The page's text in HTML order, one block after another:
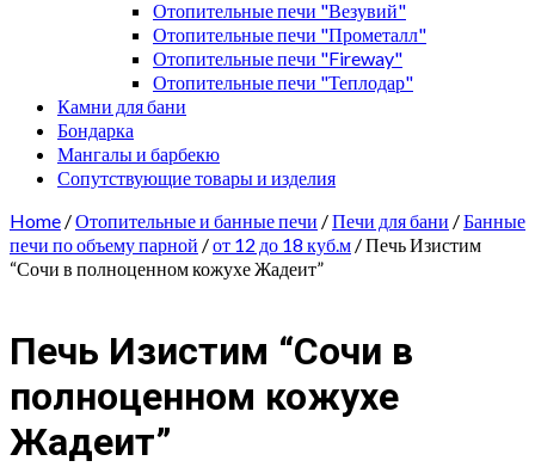
Отопительные печи "Везувий"
Отопительные печи "Прометалл"
Отопительные печи "Fireway"
Отопительные печи "Теплодар"
Камни для бани
Бондарка
Мангалы и барбекю
Сопутствующие товары и изделия
Home /Отопительные и банные печи /Печи для бани /Банные
печи по объему парной /от 12 до 18 куб.м / Печь Изистим
“Сочи в полноценном кожухе Жадеит”
Печь Изистим “Сочи в
полноценном кожухе
Жадеит”